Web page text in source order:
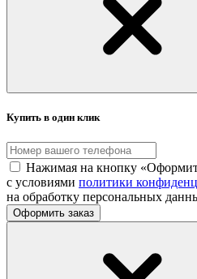
Купить в один клик
Нажимая на кнопку
с условиями политики
на обработку персональных
Оформить заказ